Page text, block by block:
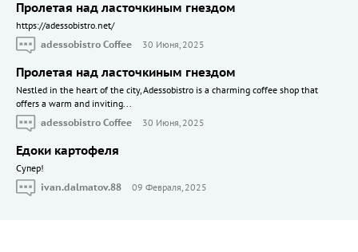
Пролетая над ласточкиным гнездом
https://adessobistro.net/
adessobistro Coffee
30 Июня, 2025
Пролетая над ласточкиным гнездом
Nestled in the heart of the city, Adessobistro is a charming coffee shop that
offers a warm and inviting...
adessobistro Coffee
30 Июня, 2025
Едоки картофеля
Cупер!
ivan.dalmatov.88
09 Февраля, 2025